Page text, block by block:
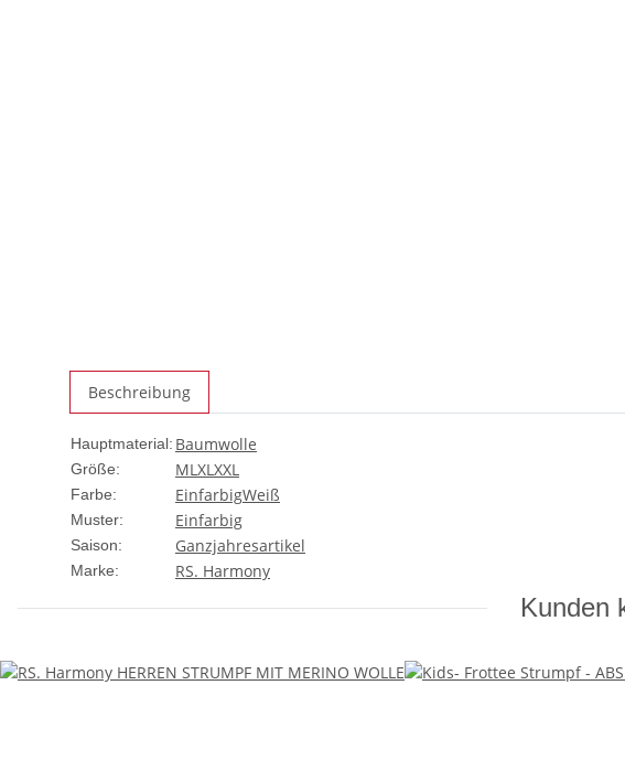
Beschreibung
Hauptmaterial: Baumwolle
Größe: MLXLXXL
Farbe: EinfarbigWeiß
Muster: Einfarbig
Saison: Ganzjahresartikel
Marke: RS. Harmony
Kunden